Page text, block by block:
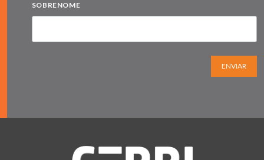
SOBRENOME
ENVIAR